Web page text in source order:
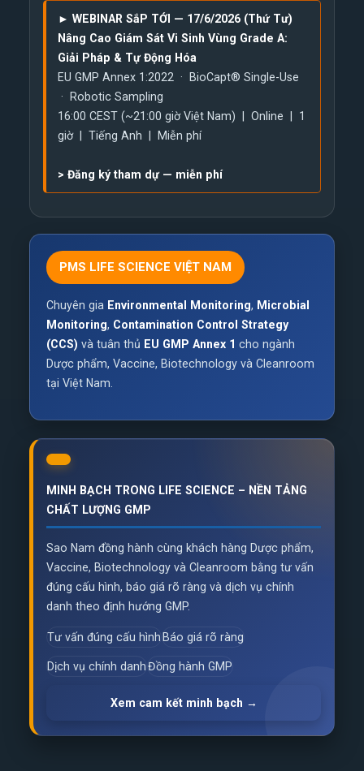
► WEBINAR SắP TỚI — 17/6/2026 (Thứ Tư)
Nâng Cao Giám Sát Vi Sinh Vùng Grade A:
Giải Pháp & Tự Động Hóa
EU GMP Annex 1:2022 · BioCapt® Single-Use
· Robotic Sampling
16:00 CEST (~21:00 giờ Việt Nam) | Online | 1
giờ | Tiếng Anh | Miễn phí
> Đăng ký tham dự — miễn phí
PMS LIFE SCIENCE VIỆT NAM
Chuyên gia Environmental Monitoring, Microbial
Monitoring, Contamination Control Strategy
(CCS) và tuân thủ EU GMP Annex 1 cho ngành
Dược phẩm, Vaccine, Biotechnology và Cleanroom
tại Việt Nam.
MINH BẠCH TRONG LIFE SCIENCE – NỀN TẢNG
CHẤT LƯỢNG GMP
Sao Nam đồng hành cùng khách hàng Dược phẩm,
Vaccine, Biotechnology và Cleanroom bằng tư vấn
đúng cấu hình, báo giá rõ ràng và dịch vụ chính
danh theo định hướng GMP.
Tư vấn đúng cấu hình Báo giá rõ ràng
Dịch vụ chính danhĐồng hành GMP
Xem cam kết minh bạch →